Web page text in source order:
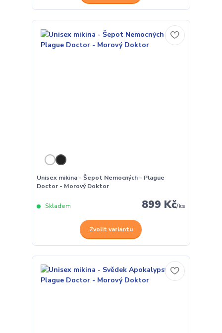
Unisex mikina - Šepot Nemocných – Plague
Doctor - Morový Doktor
899 Kč/ks
Skladem
Zvolit variantu